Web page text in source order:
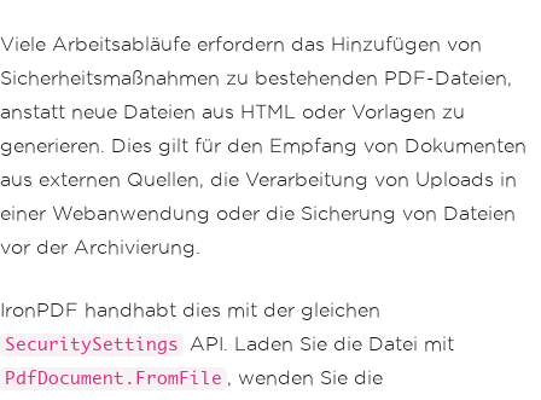
Viele Arbeitsabläufe erfordern das Hinzufügen von
Sicherheitsmaßnahmen zu bestehenden PDF-Dateien,
anstatt neue Dateien aus HTML oder Vorlagen zu
generieren. Dies gilt für den Empfang von Dokumenten
aus externen Quellen, die Verarbeitung von Uploads in
einer Webanwendung oder die Sicherung von Dateien
vor der Archivierung.
IronPDF handhabt dies mit der gleichen
SecuritySettings API. Laden Sie die Datei mit
PdfDocument.FromFile , wenden Sie die